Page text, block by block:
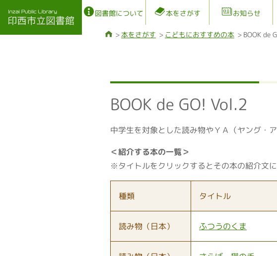
図書館について 本をさがす お知らせ
本をさがす こどもにおすすめの本
BOOK de
BOOK de GO! Vol.2
中学生を対象とした読み物やＹＡ（ヤング・
＜紹介する本の一覧＞
※タイトルをクリックするとその本の紹介文に
種類 タイトル
読み物（日本） ふつうのくま